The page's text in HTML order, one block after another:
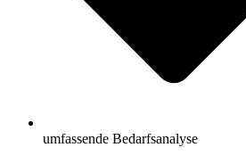
umfassende Bedarfsanalyse